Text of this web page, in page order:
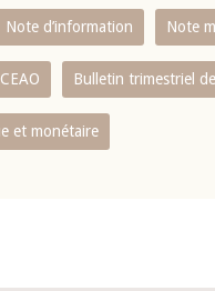
Note d’information Note
Bulletin trimestriel
et monétaire